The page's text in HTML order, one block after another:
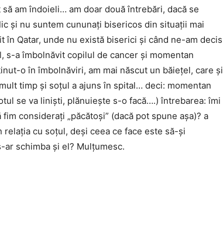
am îndoieli… am doar două întrebări, dacă se
și nu suntem cununați bisericos din situații mai
în Qatar, unde nu există biserici și când ne-am decis
s-a îmbolnăvit copilul de cancer și momentan
o în îmbolnăviri, am mai născut un băiețel, care și
timp și soțul a ajuns în spital… deci: momentan
se va liniști, plănuiește s-o facă….) întrebarea: îmi
considerați „păcătoși” (dacă pot spune așa)? a
cu soțul, deși ceea ce face este să-și
schimba și el? Mulțumesc.